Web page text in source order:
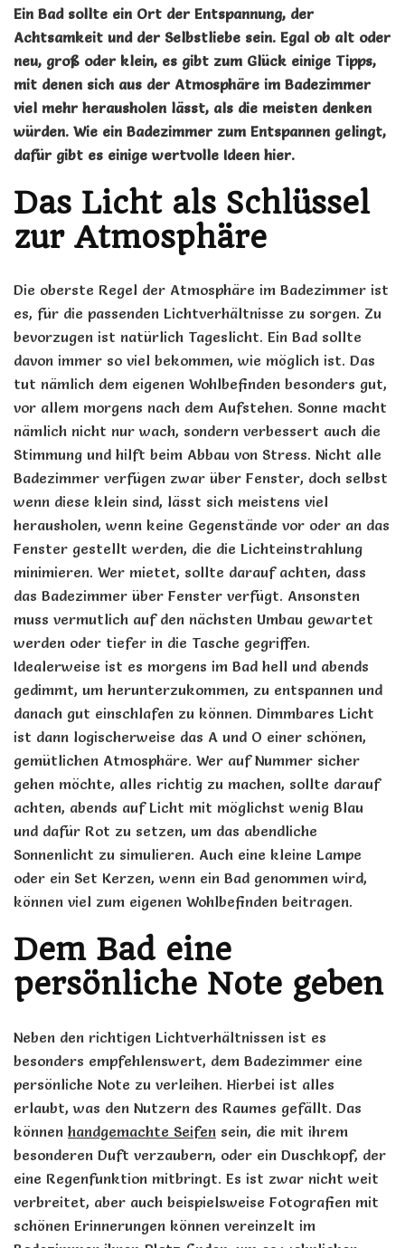
Ein Bad sollte ein Ort der Entspannung, der
Achtsamkeit und der Selbstliebe sein. Egal ob alt oder
neu, groß oder klein, es gibt zum Glück einige Tipps,
mit denen sich aus der Atmosphäre im Badezimmer
viel mehr herausholen lässt, als die meisten denken
würden. Wie ein Badezimmer zum Entspannen gelingt,
dafür gibt es einige wertvolle Ideen hier.
Das Licht als Schlüssel
zur Atmosphäre
Die oberste Regel der Atmosphäre im Badezimmer ist
es, für die passenden Lichtverhältnisse zu sorgen. Zu
bevorzugen ist natürlich Tageslicht. Ein Bad sollte
davon immer so viel bekommen, wie möglich ist. Das
tut nämlich dem eigenen Wohlbefinden besonders gut,
vor allem morgens nach dem Aufstehen. Sonne macht
nämlich nicht nur wach, sondern verbessert auch die
Stimmung und hilft beim Abbau von Stress. Nicht alle
Badezimmer verfügen zwar über Fenster, doch selbst
wenn diese klein sind, lässt sich meistens viel
herausholen, wenn keine Gegenstände vor oder an das
Fenster gestellt werden, die die Lichteinstrahlung
minimieren. Wer mietet, sollte darauf achten, dass
das Badezimmer über Fenster verfügt. Ansonsten
muss vermutlich auf den nächsten Umbau gewartet
werden oder tiefer in die Tasche gegriffen.
Idealerweise ist es morgens im Bad hell und abends
gedimmt, um herunterzukommen, zu entspannen und
danach gut einschlafen zu können. Dimmbares Licht
ist dann logischerweise das A und O einer schönen,
gemütlichen Atmosphäre. Wer auf Nummer sicher
gehen möchte, alles richtig zu machen, sollte darauf
achten, abends auf Licht mit möglichst wenig Blau
und dafür Rot zu setzen, um das abendliche
Sonnenlicht zu simulieren. Auch eine kleine Lampe
oder ein Set Kerzen, wenn ein Bad genommen wird,
können viel zum eigenen Wohlbefinden beitragen.
Dem Bad eine
persönliche Note geben
Neben den richtigen Lichtverhältnissen ist es
besonders empfehlenswert, dem Badezimmer eine
persönliche Note zu verleihen. Hierbei ist alles
erlaubt, was den Nutzern des Raumes gefällt. Das
können handgemachte Seifen sein, die mit ihrem
besonderen Duft verzaubern, oder ein Duschkopf, der
eine Regenfunktion mitbringt. Es ist zwar nicht weit
verbreitet, aber auch beispielsweise Fotografien mit
schönen Erinnerungen können vereinzelt im